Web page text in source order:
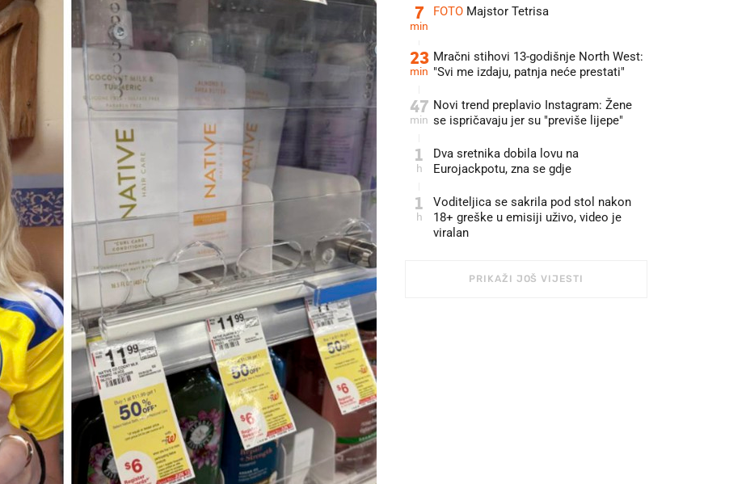
7
min
FOTO Majstor Tetrisa
23
min
Mračni stihovi 13-godišnje North West:
"Svi me izdaju, patnja neće prestati"
47
min
Novi trend preplavio Instagram: Žene
se ispričavaju jer su "previše lijepe"
1
h
Dva sretnika dobila lovu na
Eurojackpotu, zna se gdje
1
h
Voditeljica se sakrila pod stol nakon
18+ greške u emisiji uživo, video je
viralan
PRIKAŽI JOŠ VIJESTI